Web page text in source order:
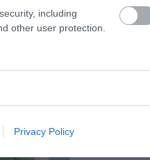
including
other user protection.
Privacy Policy
kiknél